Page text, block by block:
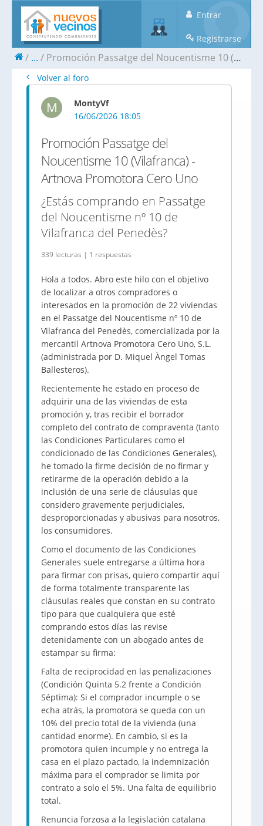
Entrar
Registrarse
... Promoción Passatge del Noucentisme 10 (Vilafranca) - Artnova Promotora Cero Uno
Volver al foro
M
MontyVf
16/06/2026 18:05
Promoción Passatge del
Noucentisme 10 (Vilafranca) -
Artnova Promotora Cero Uno
¿Estás comprando en Passatge
del Noucentisme nº 10 de
Vilafranca del Penedès?
339 lecturas | 1 respuestas
Hola a todos. Abro este hilo con el objetivo
de localizar a otros compradores o
interesados en la promoción de 22 viviendas
en el Passatge del Noucentisme nº 10 de
Vilafranca del Penedès, comercializada por la
mercantil Artnova Promotora Cero Uno, S.L.
(administrada por D. Miquel Àngel Tomas
Ballesteros).
Recientemente he estado en proceso de
adquirir una de las viviendas de esta
promoción y, tras recibir el borrador
completo del contrato de compraventa (tanto
las Condiciones Particulares como el
condicionado de las Condiciones Generales),
he tomado la firme decisión de no firmar y
retirarme de la operación debido a la
inclusión de una serie de cláusulas que
considero gravemente perjudiciales,
desproporcionadas y abusivas para nosotros,
los consumidores.
Como el documento de las Condiciones
Generales suele entregarse a última hora
para firmar con prisas, quiero compartir aquí
de forma totalmente transparente las
cláusulas reales que constan en su contrato
tipo para que cualquiera que esté
comprando estos días las revise
detenidamente con un abogado antes de
estampar su firma:
Falta de reciprocidad en las penalizaciones
(Condición Quinta 5.2 frente a Condición
Séptima): Si el comprador incumple o se
echa atrás, la promotora se queda con un
10% del precio total de la vivienda (una
cantidad enorme). En cambio, si es la
promotora quien incumple y no entrega la
casa en el plazo pactado, la indemnización
máxima para el comprador se limita por
contrato a solo el 5%. Una falta de equilibrio
total.
Renuncia forzosa a la legislación catalana